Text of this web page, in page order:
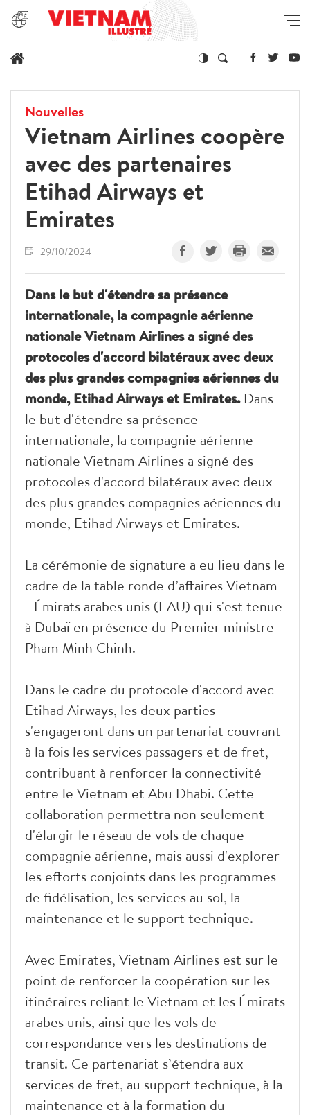
Nouvelles
Vietnam Airlines coopère
avec des partenaires
Etihad Airways et
Emirates
29/10/2024
Dans le but d'étendre sa présence
internationale, la compagnie aérienne
nationale Vietnam Airlines a signé des
protocoles d'accord bilatéraux avec deux
des plus grandes compagnies aériennes du
monde, Etihad Airways et Emirates. Dans
le but d'étendre sa présence
internationale, la compagnie aérienne
nationale Vietnam Airlines a signé des
protocoles d'accord bilatéraux avec deux
des plus grandes compagnies aériennes du
monde, Etihad Airways et Emirates.
La cérémonie de signature a eu lieu dans le
cadre de la table ronde d’affaires Vietnam
- Émirats arabes unis (EAU) qui s'est tenue
à Dubaï en présence du Premier ministre
Pham Minh Chinh.
Dans le cadre du protocole d'accord avec
Etihad Airways, les deux parties
s'engageront dans un partenariat couvrant
à la fois les services passagers et de fret,
contribuant à renforcer la connectivité
entre le Vietnam et Abu Dhabi. Cette
collaboration permettra non seulement
d'élargir le réseau de vols de chaque
compagnie aérienne, mais aussi d'explorer
les efforts conjoints dans les programmes
de fidélisation, les services au sol, la
maintenance et le support technique.
Avec Emirates, Vietnam Airlines est sur le
point de renforcer la coopération sur les
itinéraires reliant le Vietnam et les Émirats
arabes unis, ainsi que les vols de
correspondance vers les destinations de
transit. Ce partenariat s’étendra aux
services de fret, au support technique, à la
maintenance et à la formation du